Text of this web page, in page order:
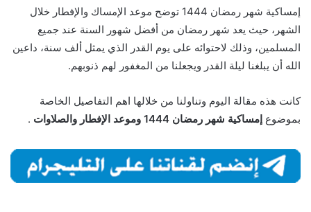
إمساكية شهر رمضان 1444 توضح موعد الإمساك والإفطار خلال
الشهر، حيث يعد شهر رمضان من أفضل شهور السنة عند جميع
المسلمين، وذلك لاحتوائه على يوم القدر الذي يمثل ألف سنة، داعين
الله أن يبلغنا ليلة القدر ويجعلنا من المغفور لهم ذنوبهم.
كانت هذه مقالة اليوم وتناولنا من خلالها اهم التفاصيل الخاصة
بموضوع إمساكية شهر رمضان 1444 وموعد الإفطار والصلاوات .